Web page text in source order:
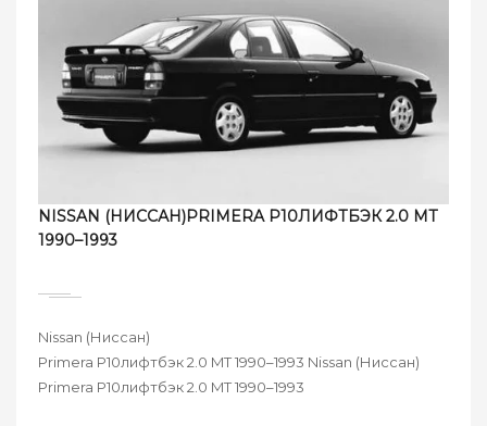
NISSAN (НИССАН)PRIMERA P10ЛИФТБЭК 2.0 MT
1990–1993
Nissan (Ниссан)
Primera P10лифтбэк 2.0 MT 1990–1993 Nissan (Ниссан)
Primera P10лифтбэк 2.0 MT 1990–1993